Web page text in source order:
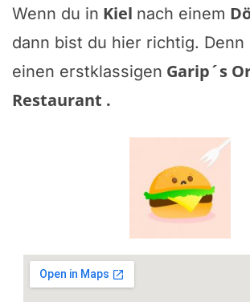
Wenn du in Kiel nach einem
dann bist du hier richtig.
einen erstklassigen Garip´s
Restaurant .